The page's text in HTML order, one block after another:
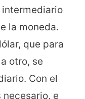
intermediario
la moneda.
que para
otro, se
Con el
e